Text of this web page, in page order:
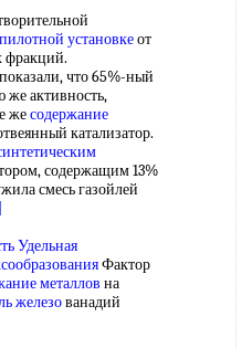
пилотной установкеот
фракций.
показали, что 65%-ный
же активность,
жесодержание
катализатор.
содержащим 13%
смесь газойлей
Удельная
Фактор
металлов на
железованадий